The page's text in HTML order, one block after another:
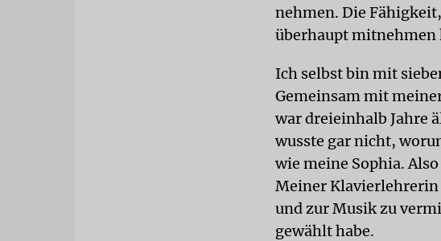
nehmen. Die
überhaupt mitnehmen
Ich selbst bin mit
Gemeinsam mit
war dreieinhalb Jahre
wusste gar nicht,
wie meine Sophia.
Meiner Klavierlehrerin
und zur Musik zu
gewählt habe.